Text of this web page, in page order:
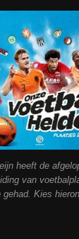
heeft de
van
Kies